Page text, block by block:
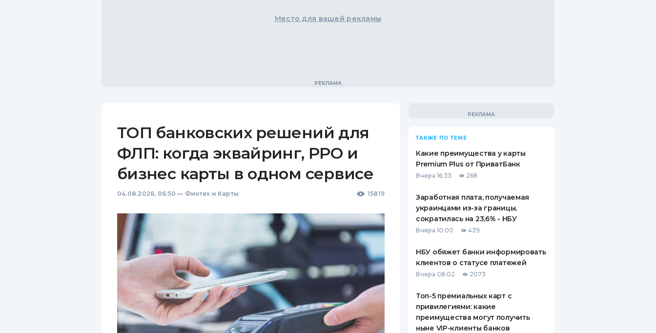
Место для вашей рекламы
ТОП банковских решений для
ФЛП: когда эквайринг, РРО и
бизнес карты в одном сервисе
04.08.2026, 06:50 — Финтех и Карты 15819
ТАКЖЕ ПО ТЕМЕ
Какие преимущества у карты
Premium Plus от ПриватБанк
Вчера 16:33 268
Заработная плата, получаемая
украинцами из-за границы,
сократилась на 23,6% - НБУ
Вчера 10:00 439
НБУ обяжет банки информировать
клиентов о статусе платежей
Вчера 08:02 2073
Топ-5 премиальных карт с
привилегиями: какие
преимущества могут получить
ныне VIP-клиенты банков